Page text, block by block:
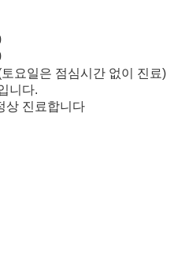
요일은 점심시간 없이 진료)
니다.
상 진료합니다